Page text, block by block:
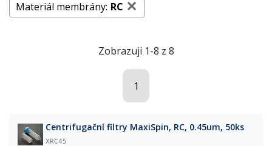
Materiál membrány: RC
Zobrazuji 1-8 z 8
1
Centrifugační filtry MaxiSpin, RC, 0.45um, 50ks
XRC45